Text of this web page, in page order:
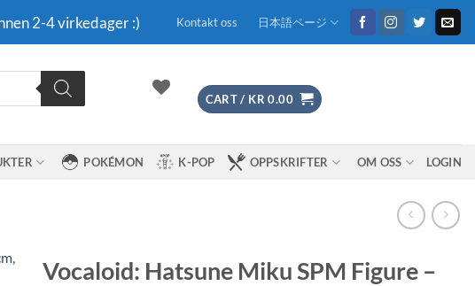
2-4 virkedager :) Kontakt oss 日本語ページ
CART / KR 0.00
POKÉMON K-POP OPPSKRIFTER OM OSS LOGIN
Vocaloid: Hatsune Miku SPM Figure –